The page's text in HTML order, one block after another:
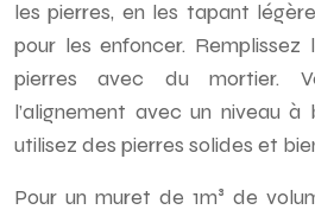
les pierres, en les tapant
pour les enfoncer.
pierres avec du mortier.
l’alignement avec un niveau à
utilisez des pierres solides et
Pour un muret de 1m³ de